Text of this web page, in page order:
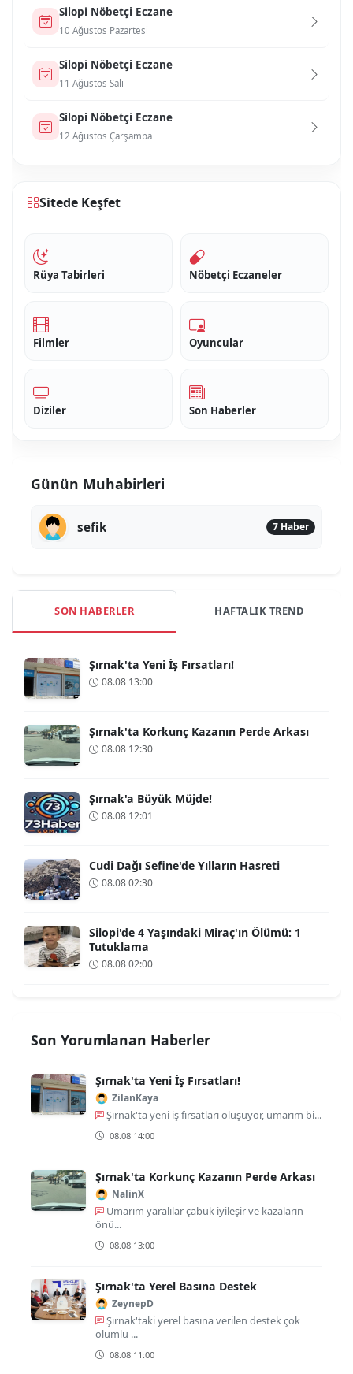
Si̇lopi̇ Nöbetçi Eczane
10 Ağustos Pazartesi
Si̇lopi̇ Nöbetçi Eczane
11 Ağustos Salı
Si̇lopi̇ Nöbetçi Eczane
12 Ağustos Çarşamba
Sitede Keşfet
Rüya Tabirleri Nöbetçi Eczaneler
Filmler Oyuncular
Diziler Son Haberler
Günün Muhabirleri
sefik 7 Haber
SON HABERLER HAFTALIK TREND
Şırnak'ta Yeni İş Fırsatları!
08.08 13:00
Şırnak'ta Korkunç Kazanın Perde Arkası
08.08 12:30
Şırnak'a Büyük Müjde!
08.08 12:01
Cudi Dağı Sefine'de Yılların Hasreti
08.08 02:30
Silopi'de 4 Yaşındaki Miraç'ın Ölümü: 1
Tutuklama
08.08 02:00
Son Yorumlanan Haberler
Şırnak'ta Yeni İş Fırsatları!
ZilanKaya
Şırnak'ta yeni iş fırsatları oluşuyor, umarım bi...
08.08 14:00
Şırnak'ta Korkunç Kazanın Perde Arkası
NalinX
Umarım yaralılar çabuk iyileşir ve kazaların
önü...
08.08 13:00
Şırnak'ta Yerel Basına Destek
ZeynepD
Şırnak'taki yerel basına verilen destek çok
olumlu ...
08.08 11:00